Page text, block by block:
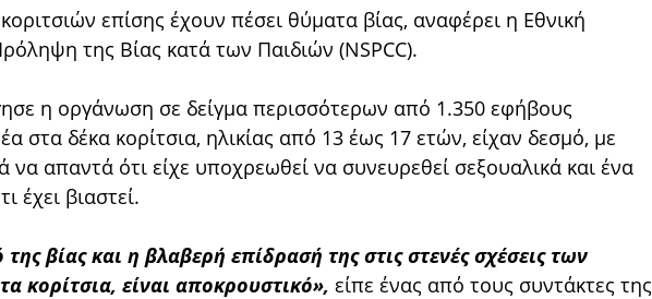
επίσης έχουν πέσει θύματα βίας, αναφέρει η Εθνική
της Βίας κατά των Παιδιών (NSPCC).
η οργάνωση σε δείγμα περισσότερων από 1.350 εφήβους
στα δέκα κορίτσια, ηλικίας από 13 έως 17 ετών, είχαν δεσμό, με
να απαντά ότι είχε υποχρεωθεί να συνευρεθεί σεξουαλικά και ένα
έχει βιαστεί.
βίας και η βλαβερή επίδρασή της στις στενές σχέσεις των
κορίτσια, είναι αποκρουστικό», είπε ένας από τους συντάκτες της